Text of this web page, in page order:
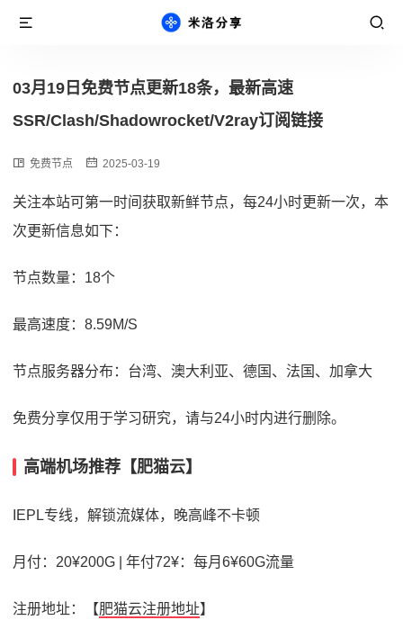
03月19日免费节点更新18条，最新高速
SSR/Clash/Shadowrocket/V2ray订阅链接
免费节点 2025-03-19
关注本站可第一时间获取新鲜节点，每24小时更新一次，本
次更新信息如下：
节点数量：18个
最高速度：8.59M/S
节点服务器分布：台湾、澳大利亚、德国、法国、加拿大
免费分享仅用于学习研究，请与24小时内进行删除。
高端机场推荐【肥猫云】
IEPL专线，解锁流媒体，晚高峰不卡顿
月付：20¥200G | 年付72¥：每月6¥60G流量
注册地址：【肥猫云注册地址】